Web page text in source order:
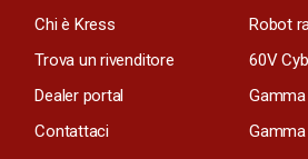
Chi è Kress
Trova un rivenditore
Dealer portal
Contattaci
Robot
60V